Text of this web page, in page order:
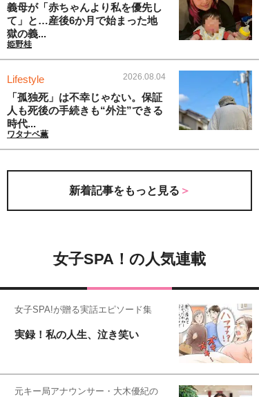
義母が「赤ちゃんより私を優先し
て」と…産後6か月で始まった地
獄の義...
姫野桂
Lifestyle 2026.08.04
「孤独死」は不幸じゃない。保証
人も死後の手続きも“外注”できる
時代...
ワタナベ薫
新着記事をもっと見る
女子SPA！の人気連載
女子SPA!が贈る実話エピソード集
実録！私の人生、泣き笑い
元キー局アナウンサー・大木優紀の